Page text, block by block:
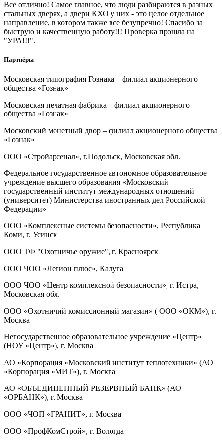
Все отлично! Самое главное, что люди разбираются в разных
стальных дверях, а двери КХО у них - это целое отдельное
направление, в котором также все безупречно! Спасибо за
быструю и качественную работу!!! Проверка прошла на
"УРА!!!".
Партнёры
Московская типография Гознака – филиал акционерного
общества «Гознак»
Московская печатная фабрика – филиал акционерного
общества «Гознак»
Московский монетный двор – филиал акционерного общества
«Гознак»
ООО «Стройарсенал», г.Подольск, Московская обл.
Федеральное государственное автономное образовательное
учреждение высшего образования «Московский
государственный институт международных отношений
(университет) Министерства иностранных дел Российской
Федерации»
ООО «Комплексные системы безопасности», Республика
Коми, г. Усинск
ООО ТФ "Охотничье оружие", г. Красноярск
ООО ЧОО «Легион плюс», Калуга
ООО ЧОО «Центр комплексной безопасности», г. Истра,
Московская обл.
ООО «Охотничий комиссионный магазин» ( ООО «ОКМ»), г.
Москва
Негосударственное образовательное учреждение «Центр»
(НОУ «Центр»), г. Москва
АО «Корпорация «Московский институт теплотехники» (АО
«Корпорация «МИТ»), г. Москва
АО «ОБЪЕДИНЕННЫЙ РЕЗЕРВНЫЙ БАНК» (АО
«ОРБАНК»), г. Москва
ООО «ЧОП «ГРАНИТ», г. Москва
ООО «ПрофКомСтрой», г. Вологда